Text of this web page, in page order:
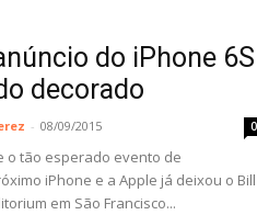
do iPhone 6S
decorado
- 08/09/2015 0
o tão esperado evento de
iPhone e a Apple já deixou o Bill
em São Francisco...